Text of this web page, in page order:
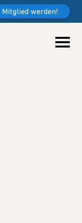
Mitglied werden!